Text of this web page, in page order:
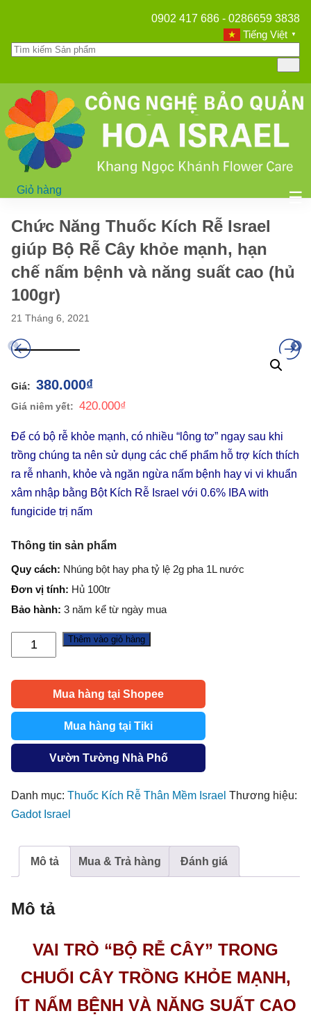
0902 417 686 - 0286659 3838
Tiếng Việt
▼
☰
Giỏ hàng
Chức Năng Thuốc Kích Rễ Israel
giúp Bộ Rễ Cây khỏe mạnh, hạn
chế nấm bệnh và năng suất cao (hủ
100gr)
21 Tháng 6, 2021
420.000₫
380.000₫
Để có bộ rễ khỏe mạnh, có nhiều “lông tơ” ngay sau khi
trồng chúng ta nên sử dụng các chế phẩm hỗ trợ kích thích
ra rễ nhanh, khỏe và ngăn ngừa nấm bệnh hay vi vi khuẩn
xâm nhập bằng Bột Kích Rễ Israel với 0.6% IBA with
fungicide trị nấm
Thông tin sản phẩm
Quy cách: Nhúng bột hay pha tỷ lệ 2g pha 1L nước
Đơn vị tính: Hủ 100tr
Bảo hành: 3 năm kể từ ngày mua
Chức
Năng
Thuốc
Rễ
Israel
Bộ
Rễ
Cây
mạnh,
nấm
suất
cao
Thêm vào giỏ hàng
Mua hàng tại Shopee
Mua hàng tại Tiki
Vườn Tường Nhà Phố
Danh mục: Thuốc Kích Rễ Thân Mềm Israel Thương hiệu:
Gadot Israel
Mô tả Mua & Trả hàng Đánh giá
Mô tả
VAI TRÒ “BỘ RỄ CÂY” TRONG
CHUỔI CÂY TRỒNG KHỎE MẠNH,
ÍT NẤM BỆNH VÀ NĂNG SUẤT CAO